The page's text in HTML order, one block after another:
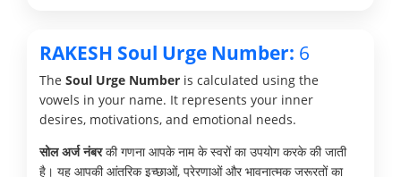
RAKESH Soul Urge Number: 6
The Soul Urge Number is calculated using the
vowels in your name. It represents your inner
desires, motivations, and emotional needs.
सोल अर्ज नंबरकी गणना आपके नाम के स्वरों का उपयोग करके की जाती
है। यह आपकी आंतरिक इच्छाओं, प्रेरणाओं और भावनात्मक जरूरतों का